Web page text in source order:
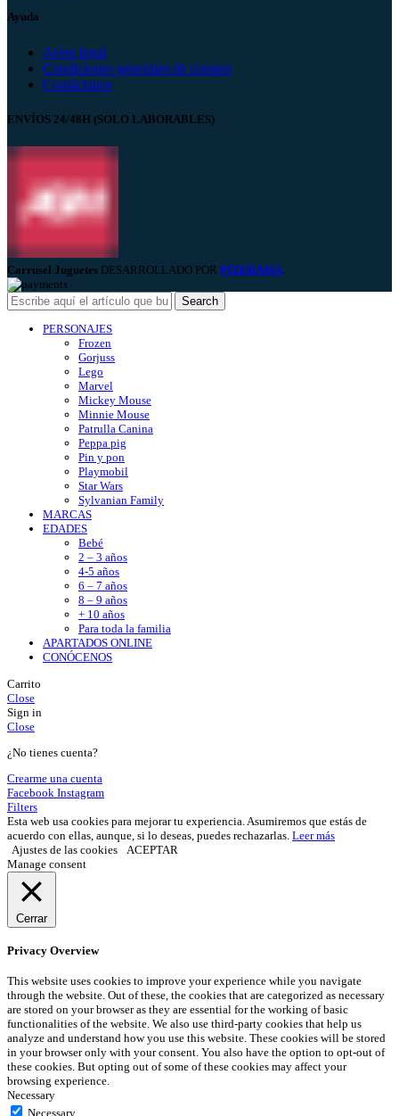
Ayuda
Aviso legal
Condiciones generales de compra
Contáctanos
ENVÍOS 24/48H (SOLO LABORABLES)
Carrusel Juguetes DESARROLLADO POR PIXERAMA
Search
PERSONAJES
Frozen
Gorjuss
Lego
Marvel
Mickey Mouse
Minnie Mouse
Patrulla Canina
Peppa pig
Pin y pon
Playmobil
Star Wars
Sylvanian Family
MARCAS
EDADES
Bebé
2 – 3 años
4-5 años
6 – 7 años
8 – 9 años
+ 10 años
Para toda la familia
APARTADOS ONLINE
CONÓCENOS
Carrito
Close
Sign in
Close
¿No tienes cuenta?
Crearme una cuenta
Facebook Instagram
Filters
Esta web usa cookies para mejorar tu experiencia. Asumiremos que estás de
acuerdo con ellas, aunque, si lo deseas, puedes rechazarlas. Leer más
Ajustes de las cookies
ACEPTAR
Manage consent
Cerrar
Privacy Overview
This website uses cookies to improve your experience while you navigate
through the website. Out of these, the cookies that are categorized as necessary
are stored on your browser as they are essential for the working of basic
functionalities of the website. We also use third-party cookies that help us
analyze and understand how you use this website. These cookies will be stored
in your browser only with your consent. You also have the option to opt-out of
these cookies. But opting out of some of these cookies may affect your
browsing experience.
Necessary
Necessary